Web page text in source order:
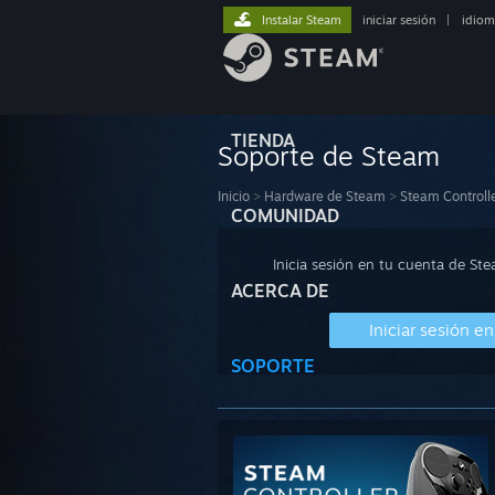
TIENDA
COMUNIDAD
ACERCA DE
SOPORTE
Instalar Steam iniciar sesión
Soporte de Steam
Inicio > Hardware de Steam > Steam
Inicia sesión en tu cuenta de
Iniciar sesión